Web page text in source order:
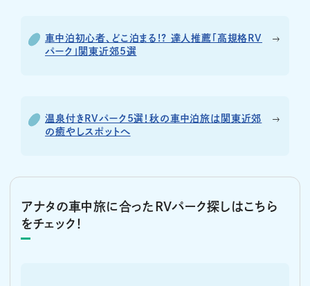
車中泊初心者、どこ泊まる!? 達人推薦「高規格RV
パーク」関東近郊5選
温泉付きRVパーク5選！秋の車中泊旅は関東近郊
の癒やしスポットへ
アナタの車中旅に合ったRVパーク探しはこちら
をチェック！